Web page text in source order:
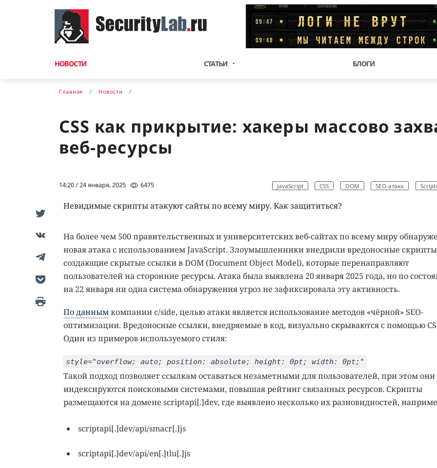
НОВОСТИ СТАТЬИ БЛОГИ
Главная Новости
CSS как прикрытие: хакеры массово
веб-ресурсы
14:20 / 24 января, 2025 6475 JavaScript CSS DOM SEO-атака
Невидимые скрипты атакуют сайты по всему миру. Как защититься?
На более чем 500 правительственных и университетских веб-сайтах по всему миру
новая атака с использованием JavaScript. Злоумышленники внедрили вредоносные
создающие скрытые ссылки в DOM (Document Object Model), которые перенаправляют
пользователей на сторонние ресурсы. Атака была выявлена 20 января 2025 года, но по
на 22 января ни одна система обнаружения угроз не зафиксировала эту активность.
По даннымкомпании c/side, целью атаки является использование методов «чёрной» SEO-
оптимизации. Вредоносные ссылки, внедряемые в код, визуально скрываются с помощью
Один из примеров используемого стиля:
style="overflow: auto; position: absolute; height: 0pt; width: 0pt;"
Такой подход позволяет ссылкам оставаться незаметными для пользователей, при этом они
индексируются поисковыми системами, повышая рейтинг связанных ресурсов. Скрипты
размещаются на домене scriptapi[.]dev, где выявлено несколько их разновидностей,
scriptapi[.]dev/api/smacr[.]js
scriptapi[.]dev/api/en[.]tlu[.]js